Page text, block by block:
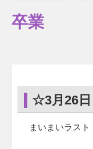
卒業
☆3月26
まいまいラスト